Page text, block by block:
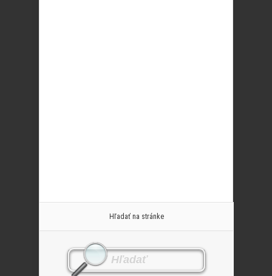
Hľadať na stránke